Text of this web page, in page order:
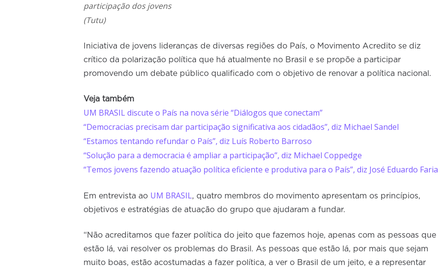
participação dos jovens
(Tutu)
Iniciativa de jovens lideranças de diversas regiões do País, o Movimento Acredito se diz
crítico da polarização política que há atualmente no Brasil e se propõe a participar
promovendo um debate público qualificado com o objetivo de renovar a política nacional.
Veja também
UM BRASIL discute o País na nova série “Diálogos que conectam”
“Democracias precisam dar participação significativa aos cidadãos”, diz Michael Sandel
“Estamos tentando refundar o País”, diz Luís Roberto Barroso
“Solução para a democracia é ampliar a participação”, diz Michael Coppedge
“Temos jovens fazendo atuação política eficiente e produtiva para o País”, diz José Eduardo Faria
Em entrevista ao UM BRASIL, quatro membros do movimento apresentam os princípios,
objetivos e estratégias de atuação do grupo que ajudaram a fundar.
“Não acreditamos que fazer política do jeito que fazemos hoje, apenas com as pessoas que
estão lá, vai resolver os problemas do Brasil. As pessoas que estão lá, por mais que sejam
muito boas, estão acostumadas a fazer política, a ver o Brasil de um jeito, e a representar